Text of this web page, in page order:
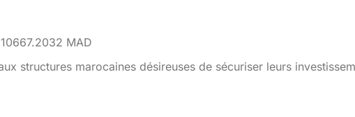
MAD
structures marocaines désireuses de sécuriser leurs